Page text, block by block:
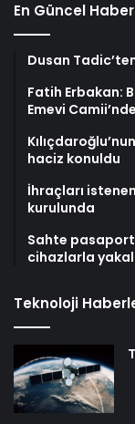
En Güncel
Dusan
Fatih Erbakan:
Emevi
haciz konuldu
İhraçları
kurulunda
Sahte
cihazlarla
Teknoloji